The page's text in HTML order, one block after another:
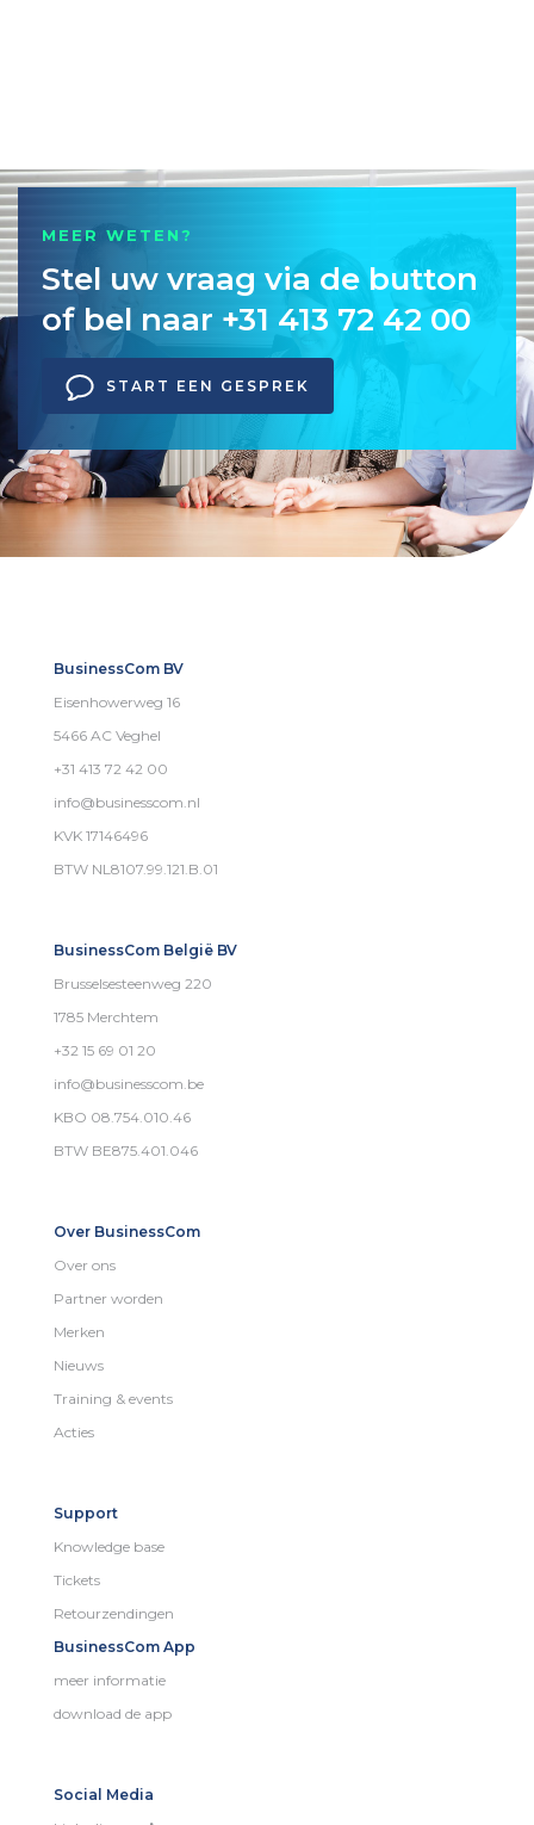
MEER WETEN?
Stel uw vraag via de button
of bel naar +31 413 72 42 00
START EEN GESPREK
BusinessCom BV
Eisenhowerweg 16
5466 AC Veghel
+31 413 72 42 00
info@businesscom.nl
KVK 17146496
BTW NL8107.99.121.B.01
BusinessCom België BV
Brusselsesteenweg 220
1785 Merchtem
+32 15 69 01 20
info@businesscom.be
KBO 08.754.010.46
BTW BE875.401.046
Over BusinessCom
Over ons
Partner worden
Merken
Nieuws
Training & events
Acties
Support
Knowledge base
Tickets
Retourzendingen
BusinessCom App
meer informatie
download de app
Social Media